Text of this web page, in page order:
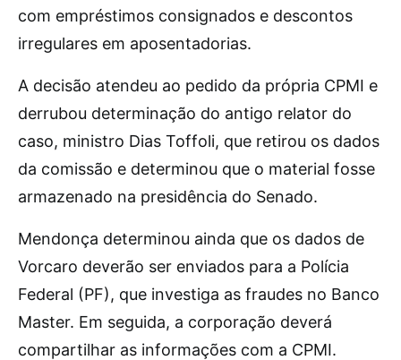
com empréstimos consignados e descontos
irregulares em aposentadorias.
A decisão atendeu ao pedido da própria CPMI e
derrubou determinação do antigo relator do
caso, ministro Dias Toffoli, que retirou os dados
da comissão e determinou que o material fosse
armazenado na presidência do Senado.
Mendonça determinou ainda que os dados de
Vorcaro deverão ser enviados para a Polícia
Federal (PF), que investiga as fraudes no Banco
Master. Em seguida, a corporação deverá
compartilhar as informações com a CPMI.